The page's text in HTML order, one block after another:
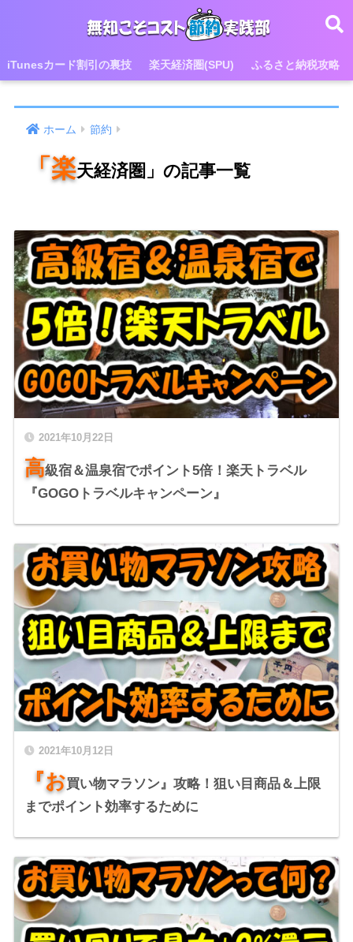
iTunesカード割引の裏技 楽天経済圏(SPU) ふるさと納税攻略
ホーム 節約
「楽天経済圏」の記事一覧
2021年10月22日
高級宿＆温泉宿でポイント5倍！楽天トラベル
『GOGOトラベルキャンペーン』
2021年10月12日
『お買い物マラソン』攻略！狙い目商品＆上限
までポイント効率するために